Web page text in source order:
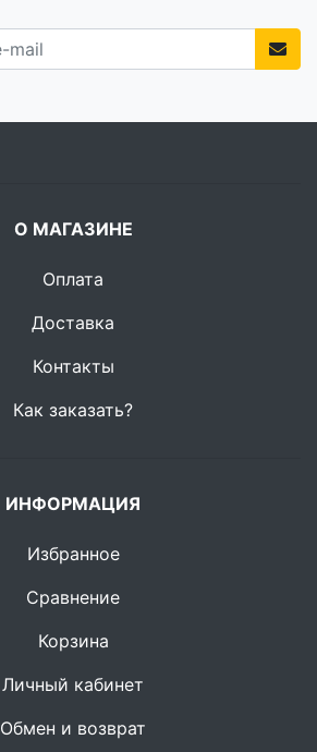
О МАГАЗИНЕ
Оплата
Доставка
Контакты
Как заказать?
ИНФОРМАЦИЯ
Избранное
Сравнение
Корзина
Личный кабинет
Обмен и возврат